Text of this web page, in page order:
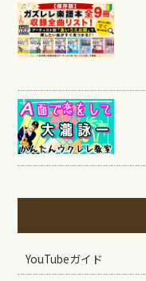
YouTubeガイド